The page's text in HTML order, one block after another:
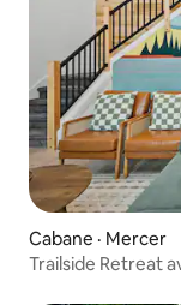
Cabane · Mercer
Trailside Retreat